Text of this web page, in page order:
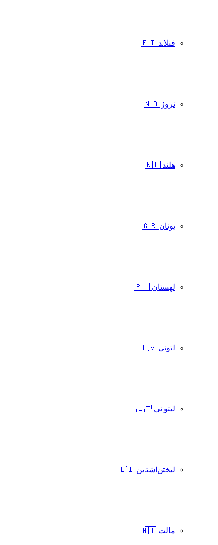
فنلاند 🇫🇮
نروژ 🇳🇴
هلند 🇳🇱
یونان 🇬🇷
لهستان 🇵🇱
لتونی 🇱🇻
لیتوانی 🇱🇹
لیختن‌اشتاین 🇱🇮
مالت 🇲🇹